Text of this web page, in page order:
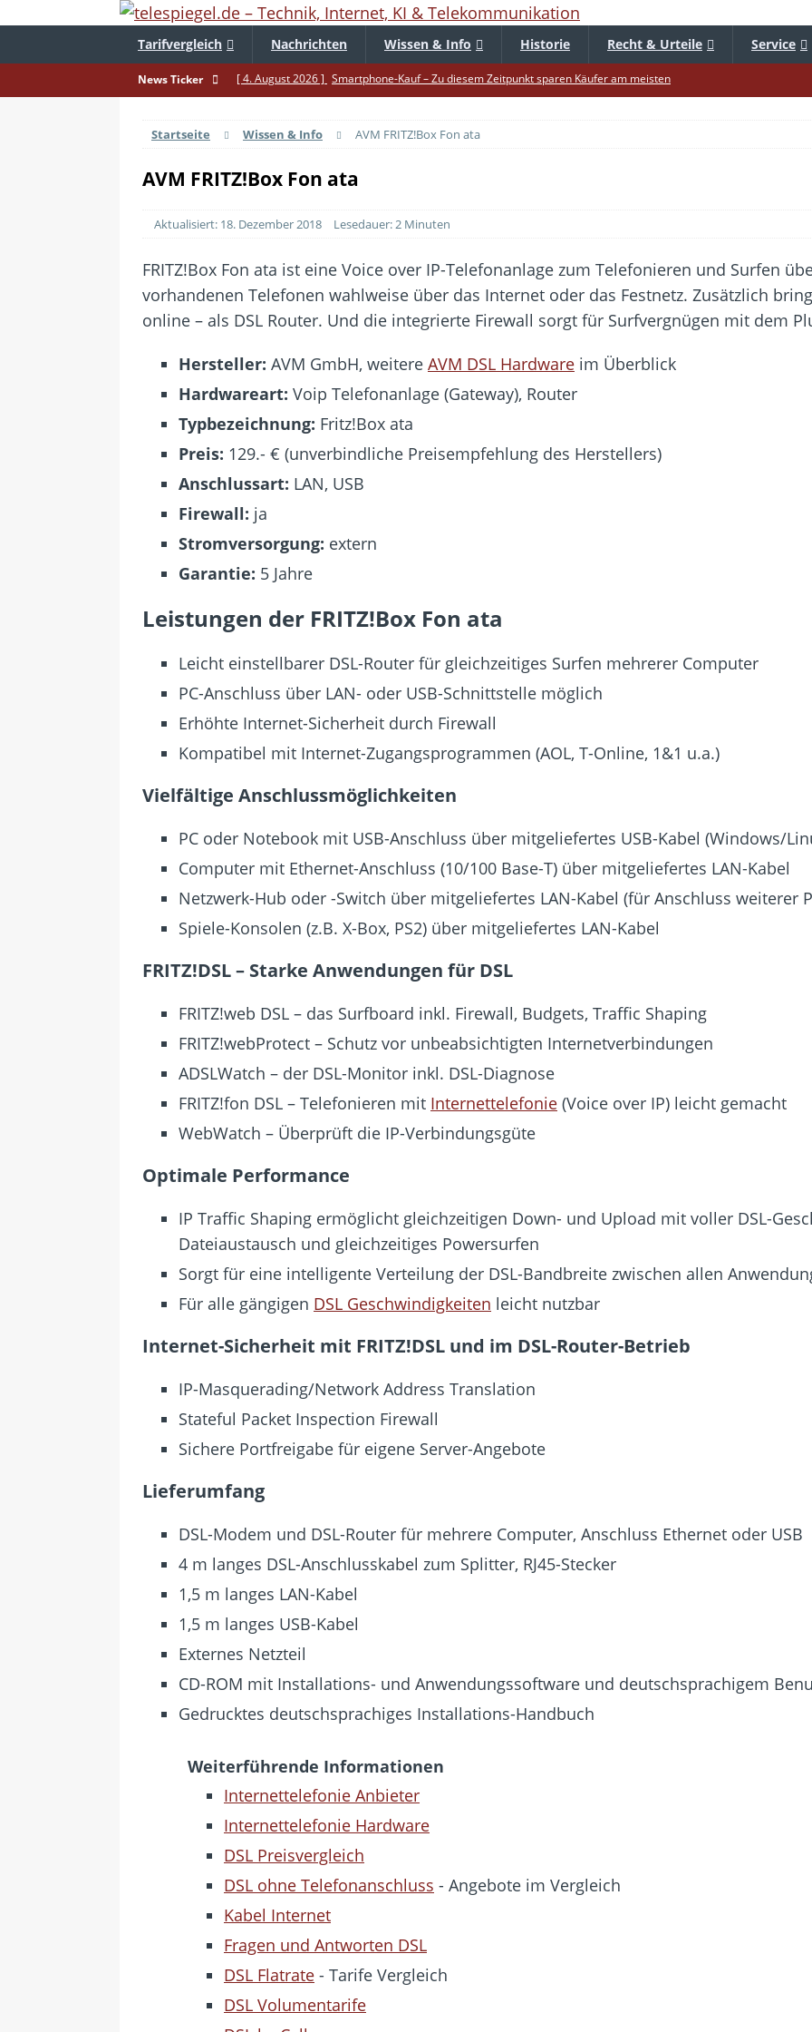
Tarifvergleich Nachrichten Wissen & Info Historie Recht & Urteile Service
News Ticker [ 4. August 2026 ] Smartphone-Kauf – Zu diesem Zeitpunkt sparen Käufer am meisten
[ 30. Juli 2026 ] Recht auf Reparatur startet – Diese neuen Regeln gelten ab morgen
[ 29. Juli 2026 ]
Achtung: Polizei warnt – Raffinierte, neue WhatsApp-Betrugsmasche
[ 24. Juli 2026 ] Samsung Galaxy Z Fold 8 & Fold 8 Ultra – Das sind die neuen Modelle
[ 22. Juli 2026 ] WhatsApp macht die Handynummer unsichtbar – Die Benutzernamen kommen
[ 21. Juli 2026 ] Wichtiges BGH-Urteil – Verbraucherrechte bei Online-Kündigung gestärkt
[ 20. Juli 2026 ] BKA zerschlägt weltweit aktive Phishing-Plattform „Kratos“ – Hunderttausende Opfer
betroffen
[ 5. August 2026 ]
Wahlfreiheit der Verbraucher gestärkt – Gerichtsurteil zu Apple
Startseite Wissen & Info AVM FRITZ!Box Fon ata
AVM FRITZ!Box Fon ata
Aktualisiert: 18. Dezember 2018 Lesedauer: 2 Minuten
FRITZ!Box Fon ata ist eine Voice over IP-Telefonanlage zum Telefonieren und Surfen
vorhandenen Telefonen wahlweise über das Internet oder das Festnetz. Zusätzlich
online – als DSL Router. Und die integrierte Firewall sorgt für Surfvergnügen mit dem
Hersteller: AVM GmbH, weitere AVM DSL Hardware im Überblick
Hardwareart: Voip Telefonanlage (Gateway), Router
Typbezeichnung: Fritz!Box ata
Preis: 129.- € (unverbindliche Preisempfehlung des Herstellers)
Anschlussart: LAN, USB
Firewall: ja
Stromversorgung: extern
Garantie: 5 Jahre
Leistungen der FRITZ!Box Fon ata
Leicht einstellbarer DSL-Router für gleichzeitiges Surfen mehrerer Computer
PC-Anschluss über LAN- oder USB-Schnittstelle möglich
Erhöhte Internet-Sicherheit durch Firewall
Kompatibel mit Internet-Zugangsprogrammen (AOL, T-Online, 1&1 u.a.)
Vielfältige Anschlussmöglichkeiten
PC oder Notebook mit USB-Anschluss über mitgeliefertes USB-Kabel (Windows/
Computer mit Ethernet-Anschluss (10/100 Base-T) über mitgeliefertes LAN-Kabel
Netzwerk-Hub oder -Switch über mitgeliefertes LAN-Kabel (für Anschluss weiterer
Spiele-Konsolen (z.B. X-Box, PS2) über mitgeliefertes LAN-Kabel
FRITZ!DSL – Starke Anwendungen für DSL
FRITZ!web DSL – das Surfboard inkl. Firewall, Budgets, Traffic Shaping
FRITZ!webProtect – Schutz vor unbeabsichtigten Internetverbindungen
ADSLWatch – der DSL-Monitor inkl. DSL-Diagnose
FRITZ!fon DSL – Telefonieren mit Internettelefonie (Voice over IP) leicht gemacht
WebWatch – Überprüft die IP-Verbindungsgüte
Optimale Performance
IP Traffic Shaping ermöglicht gleichzeitigen Down- und Upload mit voller DSL-
Dateiaustausch und gleichzeitiges Powersurfen
Sorgt für eine intelligente Verteilung der DSL-Bandbreite zwischen allen
Für alle gängigen DSL Geschwindigkeiten leicht nutzbar
Internet-Sicherheit mit FRITZ!DSL und im DSL-Router-Betrieb
IP-Masquerading/Network Address Translation
Stateful Packet Inspection Firewall
Sichere Portfreigabe für eigene Server-Angebote
Lieferumfang
DSL-Modem und DSL-Router für mehrere Computer, Anschluss Ethernet oder USB
4 m langes DSL-Anschlusskabel zum Splitter, RJ45-Stecker
1,5 m langes LAN-Kabel
1,5 m langes USB-Kabel
Externes Netzteil
CD-ROM mit Installations- und Anwendungssoftware und deutschsprachigem
Gedrucktes deutschsprachiges Installations-Handbuch
Weiterführende Informationen
Internettelefonie Anbieter
Internettelefonie Hardware
DSL Preisvergleich
DSL ohne Telefonanschluss - Angebote im Vergleich
Kabel Internet
Fragen und Antworten DSL
DSL Flatrate - Tarife Vergleich
DSL Volumentarife